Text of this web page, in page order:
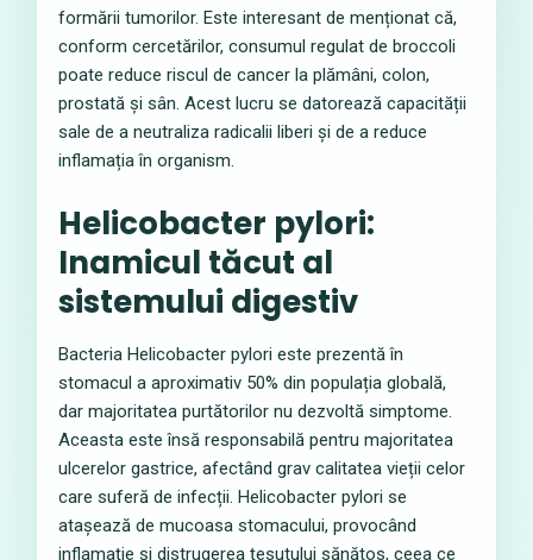
formării tumorilor. Este interesant de menționat că,
conform cercetărilor, consumul regulat de broccoli
poate reduce riscul de cancer la plămâni, colon,
prostată și sân. Acest lucru se datorează capacității
sale de a neutraliza radicalii liberi și de a reduce
inflamația în organism.
Helicobacter pylori:
Inamicul tăcut al
sistemului digestiv
Bacteria Helicobacter pylori este prezentă în
stomacul a aproximativ 50% din populația globală,
dar majoritatea purtătorilor nu dezvoltă simptome.
Aceasta este însă responsabilă pentru majoritatea
ulcerelor gastrice, afectând grav calitatea vieții celor
care suferă de infecții. Helicobacter pylori se
atașează de mucoasa stomacului, provocând
inflamație și distrugerea țesutului sănătos, ceea ce